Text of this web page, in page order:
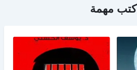
كتب مهمة